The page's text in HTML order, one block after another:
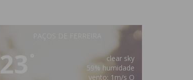
23
clear sky
59% humidade
vento: 1m/s O